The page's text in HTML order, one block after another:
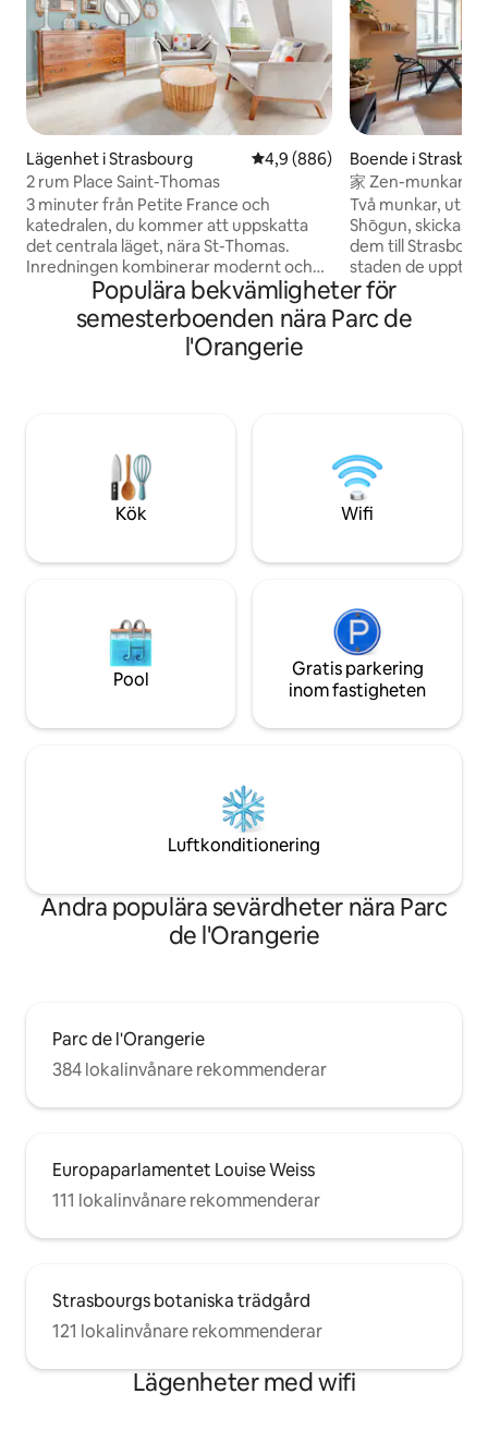
Lägenhet i Strasbourg 4,9 av 5 i genomsnittligt
4,9 (886)
2 rum Place Saint-Thomas
3 minuter från Petite France och
katedralen, du kommer att uppskatta
det centrala läget, nära St-Thomas.
Inredningen kombinerar modernt och
gammalt, för en atmosfär där man mår
bra, som ett bo! Från innergården
kommer du till denna charmiga och
originella tvårumslägenhet, perfekt för
åt. Det är upp till dig att njuta av det idag!
Boende i
家 Zen-
Två munkar,
Shōgun, skickas
dem till
staden de
den majestätiska
förtrollande
stad, bestämmer
stadens centrum.
Populära bekvämligheter för
semesterboenden nära Parc de
l'Orangerie
Kök Wifi
Pool
Gratis parkering
inom fastigheten
Luftkonditionering
Andra populära sevärdheter nära Parc
de l'Orangerie
Parc de l'Orangerie
384 lokalinvånare rekommenderar
Europaparlamentet Louise Weiss
111 lokalinvånare rekommenderar
Strasbourgs botaniska trädgård
121 lokalinvånare rekommenderar
Lägenheter med wifi